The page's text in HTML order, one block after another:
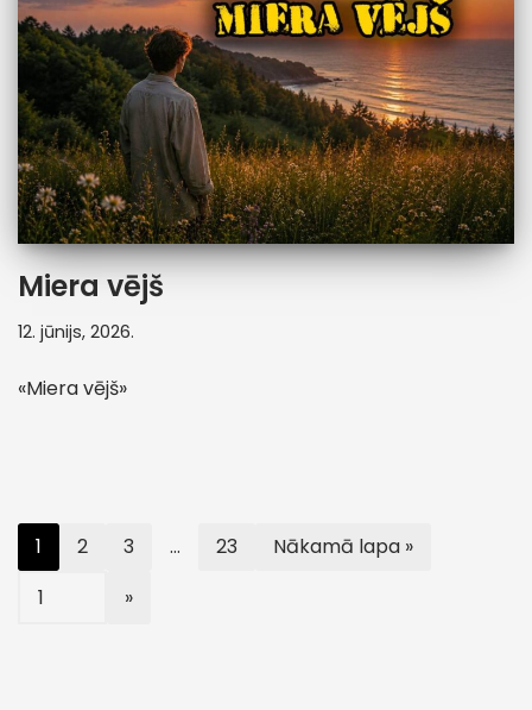
Miera vējš
12. jūnijs, 2026.
«Miera vējš»
1 2 3 … 23 Nākamā lapa »